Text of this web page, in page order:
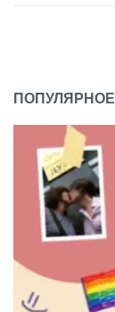
ПОПУЛЯРНОЕ